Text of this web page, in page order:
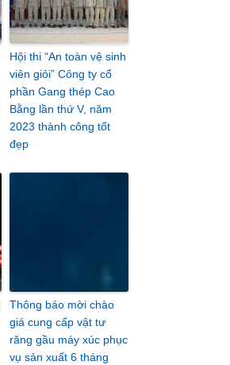
Hội thi “An toàn vệ sinh
viên giỏi” Công ty cổ
phần Gang thép Cao
Bằng lần thứ V, năm
2023 thành công tốt
đẹp
Thông báo mời chào
giá cung cấp vật tư
răng gầu máy xúc phục
vụ sản xuất 6 tháng